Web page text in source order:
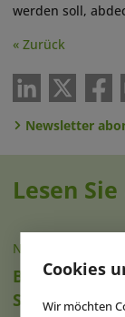
Cookies
Wir möchten
werden soll,
« Zurück
Newsletter
Lesen
NACHRICHTEN
Brad
SeaWorld